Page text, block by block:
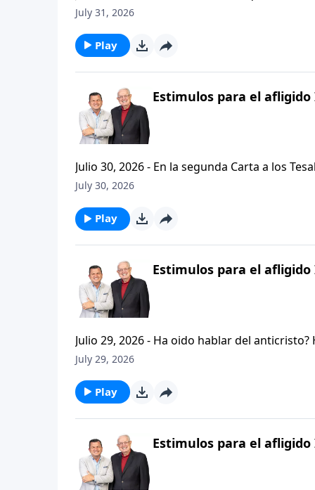
problemas, buscando empaquetar nuestros problemas en
respuestas a nuestros dilemas con esta serie
July 31, 2026
Play
Estimulos para el
Julio 30, 2026 - En la segunda Carta a los
permanezcan firmes y aferrados a las
del mensaje que comenzamos hace un par
July 30, 2026
Play
Estimulos para el
Julio 29, 2026 - Ha oido hablar del
que se refiere la Biblia cuando usa la palabra
capitulo de 2 Tesalonicenses y escuchemos
AFLIGIDO.
July 29, 2026
Play
Estimulos para el afligido